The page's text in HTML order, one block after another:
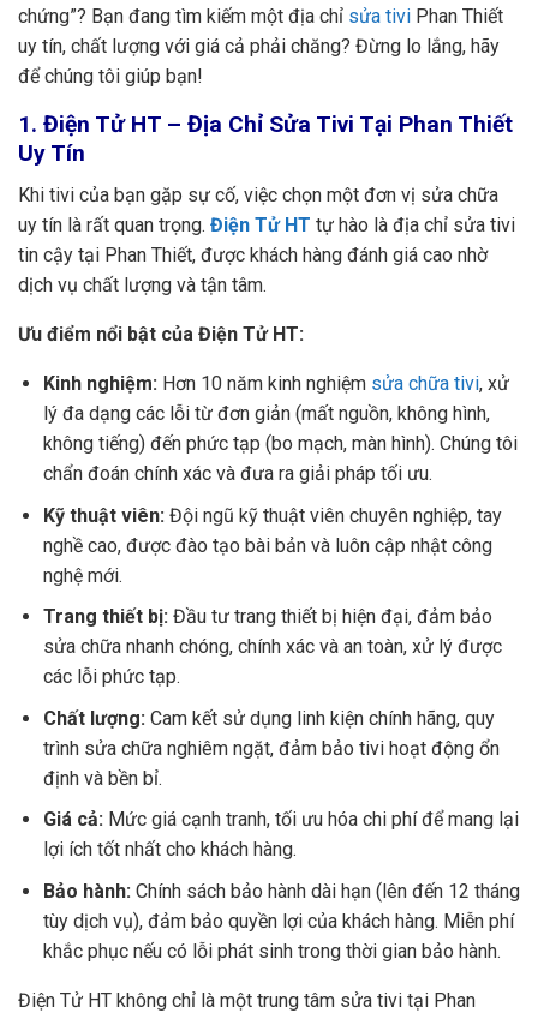
chứng”? Bạn đang tìm kiếm một địa chỉ sửa tivi Phan Thiết
uy tín, chất lượng với giá cả phải chăng? Đừng lo lắng, hãy
để chúng tôi giúp bạn!
1. Điện Tử HT – Địa Chỉ Sửa Tivi Tại Phan Thiết
Uy Tín
Khi tivi của bạn gặp sự cố, việc chọn một đơn vị sửa chữa
uy tín là rất quan trọng. Điện Tử HT tự hào là địa chỉ sửa tivi
tin cậy tại Phan Thiết, được khách hàng đánh giá cao nhờ
dịch vụ chất lượng và tận tâm.
Ưu điểm nổi bật của Điện Tử HT:
Kinh nghiệm:Hơn 10 năm kinh nghiệm sửa chữa tivi, xử
lý đa dạng các lỗi từ đơn giản (mất nguồn, không hình,
không tiếng) đến phức tạp (bo mạch, màn hình). Chúng tôi
chẩn đoán chính xác và đưa ra giải pháp tối ưu.
Kỹ thuật viên: Đội ngũ kỹ thuật viên chuyên nghiệp, tay
nghề cao, được đào tạo bài bản và luôn cập nhật công
nghệ mới.
Trang thiết bị:Đầu tư trang thiết bị hiện đại, đảm bảo
sửa chữa nhanh chóng, chính xác và an toàn, xử lý được
các lỗi phức tạp.
Chất lượng:Cam kết sử dụng linh kiện chính hãng, quy
trình sửa chữa nghiêm ngặt, đảm bảo tivi hoạt động ổn
định và bền bỉ.
Giá cả:Mức giá cạnh tranh, tối ưu hóa chi phí để mang lại
lợi ích tốt nhất cho khách hàng.
Bảo hành:Chính sách bảo hành dài hạn (lên đến 12 tháng
tùy dịch vụ), đảm bảo quyền lợi của khách hàng. Miễn phí
khắc phục nếu có lỗi phát sinh trong thời gian bảo hành.
Điện Tử HT không chỉ là một trung tâm sửa tivi tại Phan